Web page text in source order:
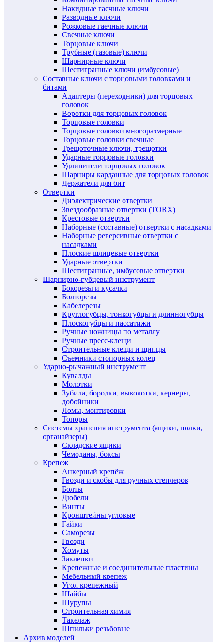
Накидные гаечные ключи
Разводные ключи
Рожковые гаечные ключи
Свечные ключи
Торцовые ключи
Трубные (газовые) ключи
Шарнирные ключи
Шестигранные ключи (имбусовые)
Составные ключи с торцовыми головками и
битами
Адаптеры (переходники) для торцовых
головок
Воротки для торцовых головок
Торцовые головки
Торцовые головки многоразмерные
Торцовые головки свечные
Трещоточные ключи, трещотки
Ударные торцовые головки
Удлинители торцовых головок
Шарниры карданные для торцовых головок
Держатели для бит
Отвертки
Диэлектрические отвертки
Звездообразные отвертки (TORX)
Крестовые отвертки
Наборные (составные) отвертки с насадками
Наборные реверсивные отвертки с
насадками
Плоские шлицевые отвертки
Ударные отвертки
Шестигранные, имбусовые отвертки
Шарнирно-губцевый инструмент
Бокорезы и кусачки
Болторезы
Кабелерезы
Круглогубцы, тонкогубцы и длинногубцы
Плоскогубцы и пассатижи
Ручные ножницы по металлу
Ручные пресс-клещи
Строительные клещи и щипцы
Съемники стопорных колец
Ударно-рычажный инструмент
Кувалды
Молотки
Зубила, бородки, выколотки, кернеры,
добойники
Ломы, монтировки
Топоры
Системы хранения инструмента (ящики, полки,
органайзеры)
Складские ящики
Чемоданы, боксы
Крепеж
Анкерный крепёж
Гвозди и скобы для ручных степлеров
Болты
Дюбели
Винты
Кронштейны угловые
Гайки
Саморезы
Гвозди
Хомуты
Заклепки
Крепежные и соединительные пластины
Мебельный крепеж
Угол крепежный
Шайбы
Шурупы
Строительная химия
Такелаж
Шпильки резьбовые
Архив моделей